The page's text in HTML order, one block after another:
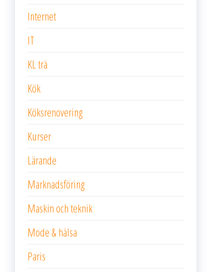
Internet
IT
KL trä
Kök
Köksrenovering
Kurser
Lärande
Marknadsföring
Maskin och teknik
Mode & hälsa
Paris